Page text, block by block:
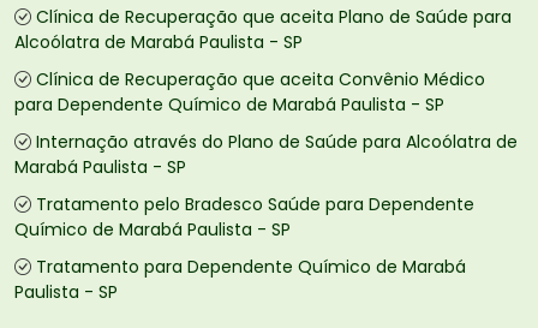
Clínica de Recuperação que aceita Plano de Saúde para
Alcoólatra de Marabá Paulista - SP
Clínica de Recuperação que aceita Convênio Médico
para Dependente Químico de Marabá Paulista - SP
Internação através do Plano de Saúde para Alcoólatra de
Marabá Paulista - SP
Tratamento pelo Bradesco Saúde para Dependente
Químico de Marabá Paulista - SP
Tratamento para Dependente Químico de Marabá
Paulista - SP